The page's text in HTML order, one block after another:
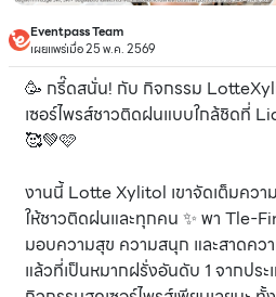
Eventpass Team
เผยแพร่เมื่อ 25 พ.ค. 2569
🥳 กรี๊ดสนั่น! กับ กิจกรรม
เซอร์ไพรส์ชาวติดฝนแบบใกล้ชิดที่
🥰💚🩷
งานนี้ Lotte Xylitol เขาจัดเต็มควา
ให้ชาวติดฝนและทุกคน ✨ พา Tle-
มอบความสุข ความสนุก และสาดค
แล้วที่เป็นหมากฝรั่งอันดับ 1 จากป